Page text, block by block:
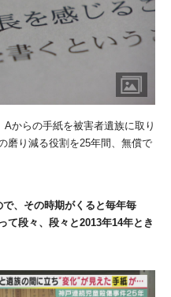
Aからの手紙を被害者遺族に取り
磨り減る役割を25年間、無償で
で、その時期がくると毎年毎
段々、段々と2013年14年とき